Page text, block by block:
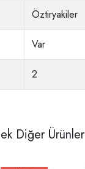
Öztiryakiler
Var
2
Diğer Ürünler